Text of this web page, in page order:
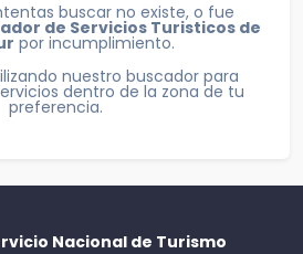
buscar no existe, o fue
de Servicios Turisticos de
por incumplimiento.
nuestro buscador para
dentro de la zona de tu
preferencia.
Nacional de Turismo